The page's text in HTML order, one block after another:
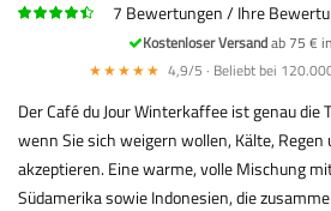
7 Bewertungen Ihre
Kostenloser Versandab 75 €
★★★★★ 4,9/5 · Beliebt bei
Der Café du Jour Winterkaffee ist genau die
wenn Sie sich weigern wollen, Kälte, Regen
akzeptieren. Eine warme, volle Mischung
Südamerika sowie Indonesien, die